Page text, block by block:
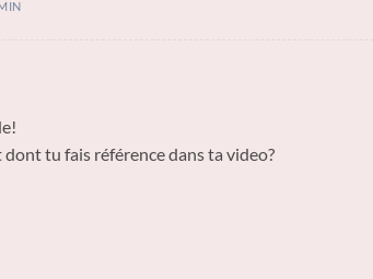
tu fais référence dans ta video?